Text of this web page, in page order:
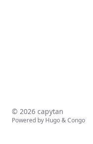
© 2026 capytan
Powered by Hugo&Congo